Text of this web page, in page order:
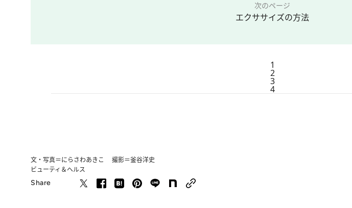
次のページ
エクササイズの方法
1
2
3
4
文・写真＝にらさわあきこ 撮影＝釜谷洋史
ビューティ＆ヘルス
Share